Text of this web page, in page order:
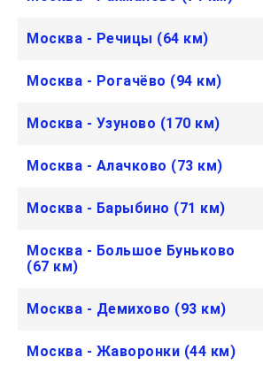
Москва - Речицы (64 км)
Москва - Рогачёво (94 км)
Москва - Узуново (170 км)
Москва - Алачково (73 км)
Москва - Барыбино (71 км)
Москва - Большое Буньково
(67 км)
Москва - Демихово (93 км)
Москва - Жаворонки (44 км)